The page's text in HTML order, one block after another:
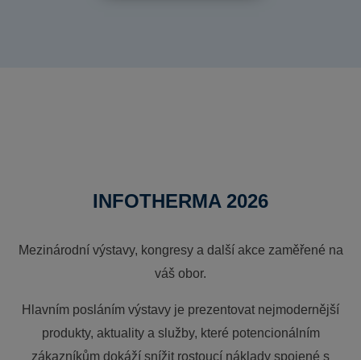
INFOTHERMA 2026
Mezinárodní výstavy, kongresy a další akce zaměřené na
váš obor.
Hlavním posláním výstavy je prezentovat nejmodernější
produkty, aktuality a služby, které potencionálním
zákazníkům dokáží snížit rostoucí náklady spojené s